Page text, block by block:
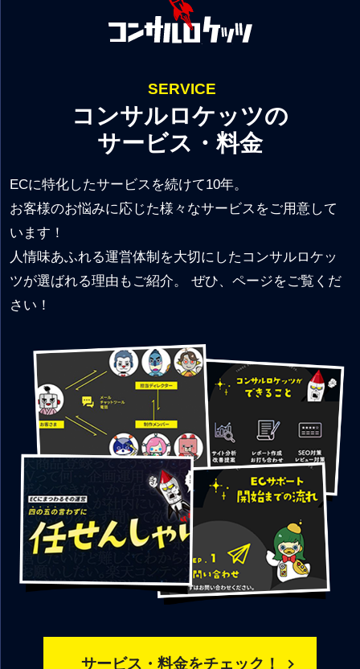
SERVICE
コンサルロケッツの
サービス・料金
ECに特化したサービスを続けて10年。
お客様のお悩みに応じた様々なサービスをご用意して
います！
人情味あふれる運営体制を大切にしたコンサルロケッ
ツが選ばれる理由もご紹介。 ぜひ、ページをご覧くだ
さい！
サービス・料金をチェック！